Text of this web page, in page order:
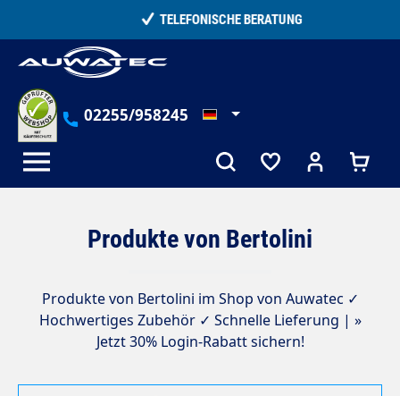
TELEFONISCHE BERATUNG
02255/958245
Produkte von Bertolini
Produkte von Bertolini im Shop von Auwatec ✓
Hochwertiges Zubehör ✓ Schnelle Lieferung | »
Jetzt 30% Login-Rabatt sichern!